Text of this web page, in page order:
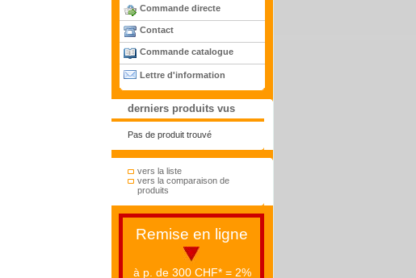
Commande directe
Contact
Commande catalogue
Lettre d'information
derniers produits vus
Pas de produit trouvé
vers la liste
vers la comparaison de
produits
Remise en ligne
à p. de 300 CHF* = 2%